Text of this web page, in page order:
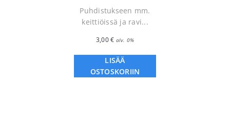
Puhdistukseen mm.
keittiöissä ja ravi...
3,00€ alv. 0%
LISÄÄ
OSTOSKORIIN